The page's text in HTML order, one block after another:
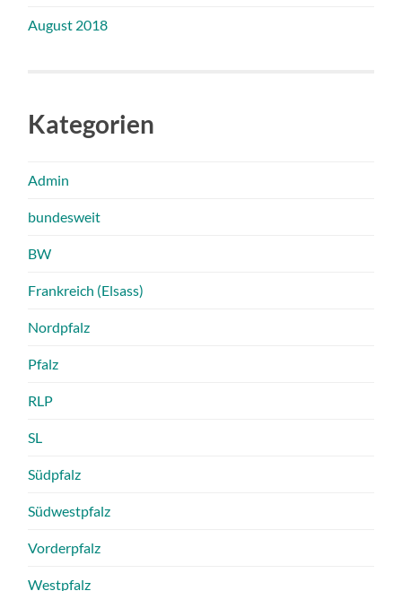
August 2018
Kategorien
Admin
bundesweit
BW
Frankreich (Elsass)
Nordpfalz
Pfalz
RLP
SL
Südpfalz
Südwestpfalz
Vorderpfalz
Westpfalz